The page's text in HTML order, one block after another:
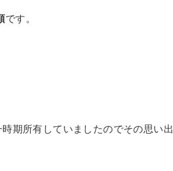
です。
期所有していましたのでその思い出